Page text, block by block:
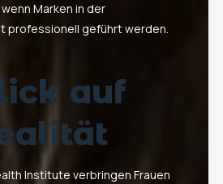
Marken in der
professionell geführt werden.
auf
Institute verbringen Frauen